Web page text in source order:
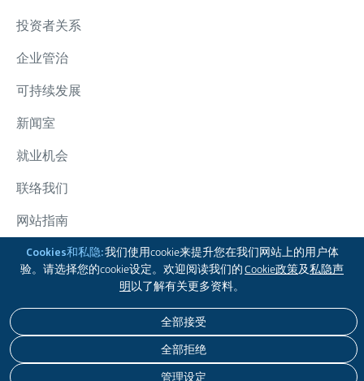
Cookies和私隐:我们使用cookie来提升您在我们网站上的用户体
验。请选择您的cookie设定。欢迎阅读我们的Cookie政策及私隐声
明 以了解有关更多资料。
管理设定
全部拒绝
全部接受
投资者关系
企业管治
可持续发展
新闻室
就业机会
联络我们
网站指南
太古集团
版权 © 2026 太古股份有限公司。本公司保留一切版权。
免责声明私隐政策COOKIE政策无障碍浏览